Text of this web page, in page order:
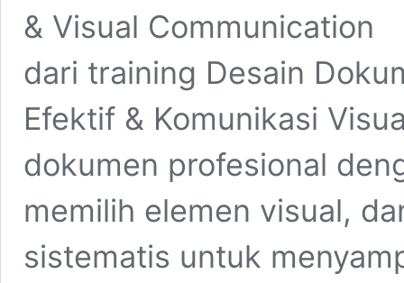
& Visual Communication
dari training Desain
Efektif & Komunikasi
dokumen profesional
memilih elemen visual,
sistematis untuk